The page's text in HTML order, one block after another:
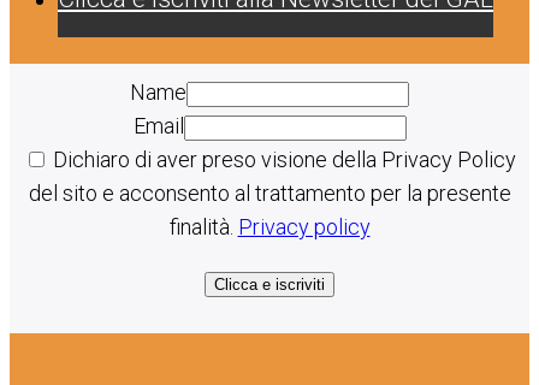
Name
Email
Dichiaro di aver preso visione della Privacy Policy
del sito e acconsento al trattamento per la presente
finalità. Privacy policy
Clicca e iscriviti